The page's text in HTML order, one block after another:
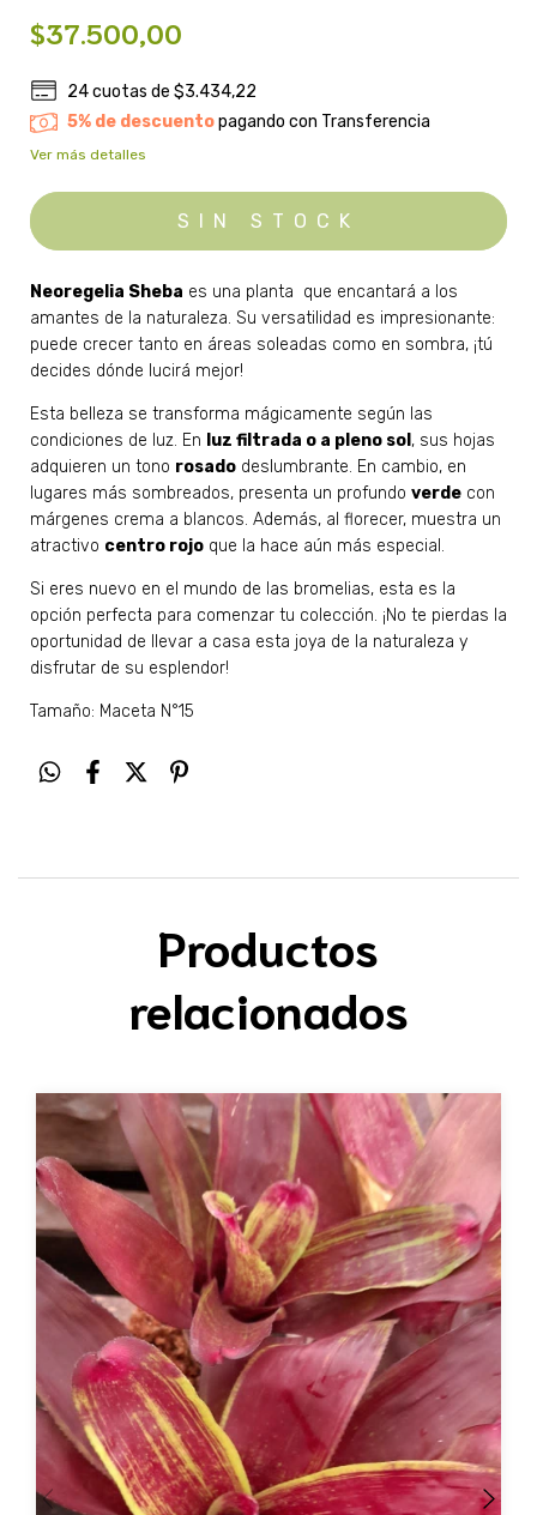
$37.500,00
24cuotas de$3.434,22
5% de descuentopagando con Transferencia
Ver más detalles
Neoregelia Sheba es una planta que encantará a los
amantes de la naturaleza. Su versatilidad es impresionante:
puede crecer tanto en áreas soleadas como en sombra, ¡tú
decides dónde lucirá mejor!
Esta belleza se transforma mágicamente según las
condiciones de luz. En luz filtrada o a pleno sol , sus hojas
adquieren un tono rosado deslumbrante. En cambio, en
lugares más sombreados, presenta un profundo verde con
márgenes crema a blancos. Además, al florecer, muestra un
atractivo centro rojo que la hace aún más especial.
Si eres nuevo en el mundo de las bromelias, esta es la
opción perfecta para comenzar tu colección. ¡No te pierdas la
oportunidad de llevar a casa esta joya de la naturaleza y
disfrutar de su esplendor!
Tamaño: Maceta N°15
Productos
relacionados